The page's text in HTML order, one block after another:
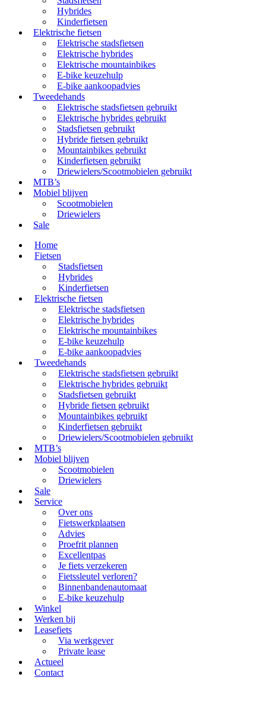
Hybrides
Kinderfietsen
Elektrische fietsen
Elektrische stadsfietsen
Elektrische hybrides
Elektrische mountainbikes
E-bike keuzehulp
E-bike aankoopadvies
Tweedehands
Elektrische stadsfietsen gebruikt
Elektrische hybrides gebruikt
Stadsfietsen gebruikt
Hybride fietsen gebruikt
Mountainbikes gebruikt
Kinderfietsen gebruikt
Driewielers/Scootmobielen gebruikt
MTB’s
Mobiel blijven
Scootmobielen
Driewielers
Sale
Home
Fietsen
Stadsfietsen
Hybrides
Kinderfietsen
Elektrische fietsen
Elektrische stadsfietsen
Elektrische hybrides
Elektrische mountainbikes
E-bike keuzehulp
E-bike aankoopadvies
Tweedehands
Elektrische stadsfietsen gebruikt
Elektrische hybrides gebruikt
Stadsfietsen gebruikt
Hybride fietsen gebruikt
Mountainbikes gebruikt
Kinderfietsen gebruikt
Driewielers/Scootmobielen gebruikt
MTB’s
Mobiel blijven
Scootmobielen
Driewielers
Sale
Service
Over ons
Fietswerkplaatsen
Advies
Proefrit plannen
Excellentpas
Je fiets verzekeren
Fietssleutel verloren?
Binnenbandenautomaat
E-bike keuzehulp
Winkel
Werken bij
Leasefiets
Via werkgever
Private lease
Actueel
Contact